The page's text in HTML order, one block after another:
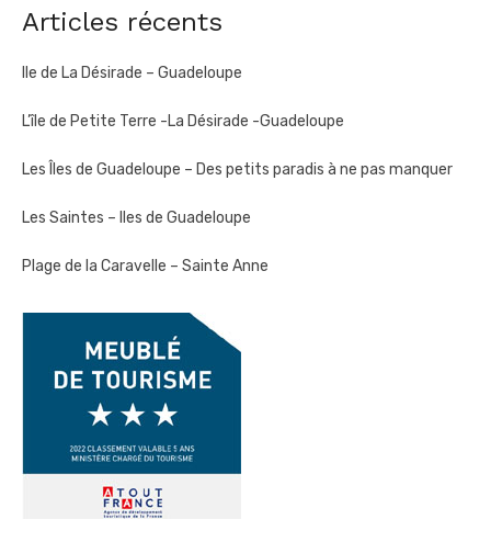
publications
Articles récents
Ile de La Désirade – Guadeloupe
L’île de Petite Terre -La Désirade -Guadeloupe
Les Îles de Guadeloupe – Des petits paradis à ne pas manquer
Les Saintes – Iles de Guadeloupe
Plage de la Caravelle – Sainte Anne